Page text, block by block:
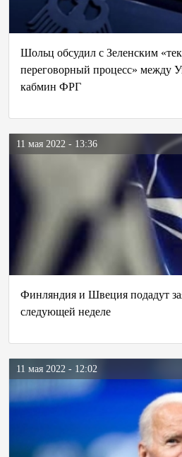
Шольц обсудил с Зеленским
переговорный процесс» между
кабмин ФРГ
11 мая 2022 - 13:36
Финляндия и Швеция подадут
следующей неделе
11 мая 2022 - 12:02